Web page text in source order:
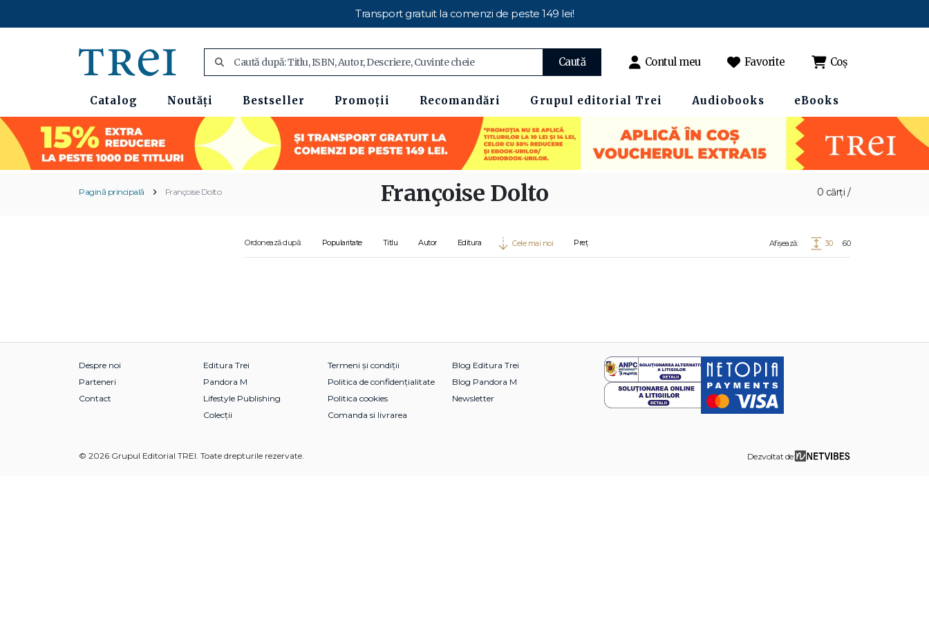
Transport gratuit la comenzi de peste 149 lei!
Caută Contul meu Favorite Coș
Catalog Noutăți Bestseller Promoții Recomandări Grupul editorial Trei Audiobooks eBooks
Pagină principală Françoise Dolto 0 cărți /
Françoise Dolto
Ordonează după: Popularitate Titlu Autor Editura Cele mai noi Preț Afișează: 30 60
Despre noi
Parteneri
Contact
Editura Trei
Pandora M
Lifestyle Publishing
Colecții
Termeni și condiții
Politica de confidențialitate
Politica cookies
Comanda si livrarea
Blog Editura Trei
Blog Pandora M
Newsletter
© 2026 Grupul Editorial TREI. Toate drepturile rezervate. Dezvoltat de: